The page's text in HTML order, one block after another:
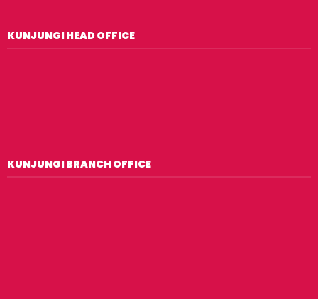
KUNJUNGI HEAD OFFICE
KUNJUNGI BRANCH OFFICE